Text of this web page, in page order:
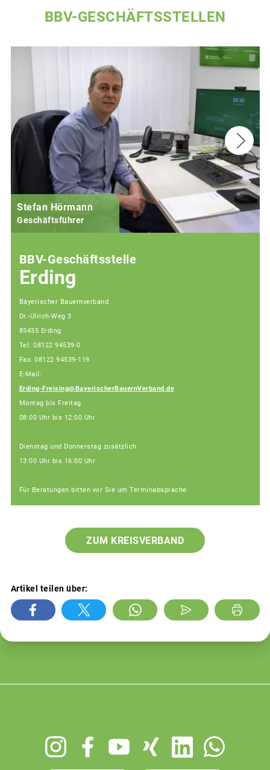
BBV-GESCHÄFTSSTELLEN
Stefan Hörmann
Geschäftsführer
BBV-Geschäftsstelle
Erding
Bayerischer Bauernverband
Dr.-Ulrich-Weg 3
85435 Erding
Tel: 08122 94539-0
Fax: 08122 94539-119
E-Mail:
Erding-Freising@BayerischerBauernVerband.de
Montag bis Freitag
08:00 Uhr bis 12:00 Uhr
Dienstag und Donnerstag zusätzlich
13:00 Uhr bis 16:00 Uhr
Für Beratungen bitten wir Sie um Terminabsprache.
ZUM KREISVERBAND
Artikel teilen über: